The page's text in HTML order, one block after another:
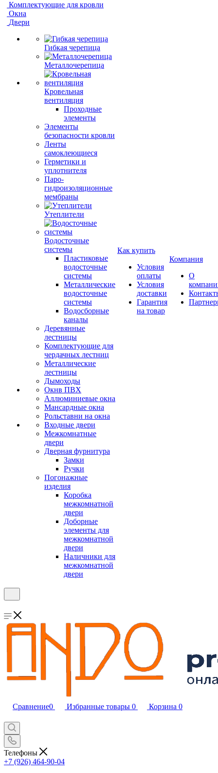
Комплектующие для кровли
Окна
Двери
Гибкая черепица
Металлочерепица
Кровельная
вентиляция
Проходные
элементы
Элементы
безопасности кровли
Ленты
самоклеющиеся
Герметики и
уплотнителя
Паро-
гидроизоляционные
мембраны
Утеплители
Водосточные
системы
Пластиковые
водосточные
системы
Металлические
водосточные
системы
Водосборные
каналы
Деревянные
лестницы
Комплектующие для
чердачных лестниц
Металлические
лестницы
Дымоходы
Окнв ПВХ
Аллюминиевые окна
Мансардные окна
Рольставни на окна
Входные двери
Межкомнатные
двери
Дверная фурнитура
Замки
Ручки
Погонажные
изделия
Коробка
межкомнатной
двери
Доборные
элементы для
межкомнатной
двери
Наличники для
межкомнатной
двери
Как купить
Условия
оплаты
Условия
доставки
Гарантия
на товар
Компания
О
Сравнение0 Избранные товары 0 Корзина 0
Телефоны
+7 (926) 464-90-04